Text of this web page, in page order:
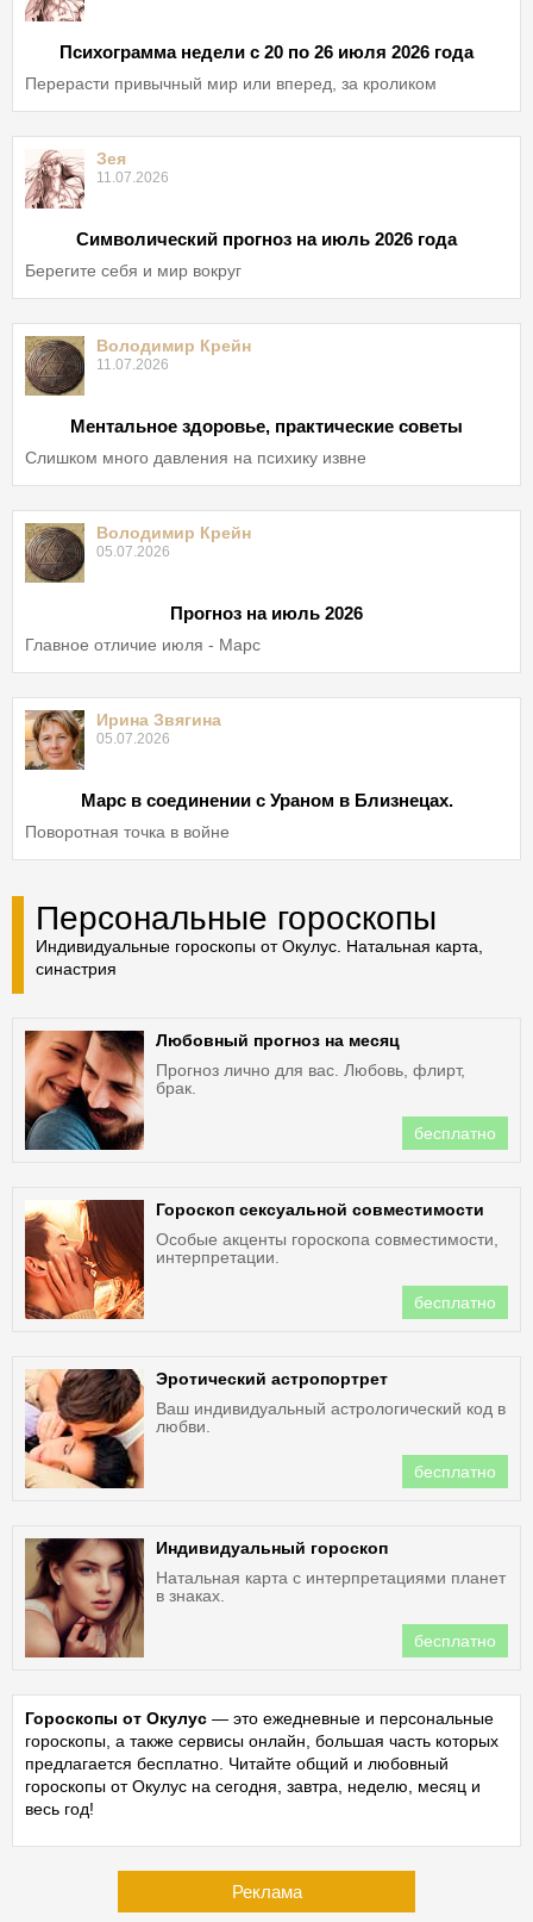
Психограмма недели с 20 по 26 июля 2026 года
Перерасти привычный мир или вперед, за кроликом
Зея
11.07.2026
Символический прогноз на июль 2026 года
Берегите себя и мир вокруг
Володимир Крейн
11.07.2026
Ментальное здоровье, практические советы
Слишком много давления на психику извне
Володимир Крейн
05.07.2026
Прогноз на июль 2026
Главное отличие июля - Марс
Ирина Звягина
05.07.2026
Марс в соединении с Ураном в Близнецах.
Поворотная точка в войне
Персональные гороскопы
Индивидуальные гороскопы от Окулус. Натальная карта,
синастрия
Любовный прогноз на месяц
Прогноз лично для вас. Любовь, флирт,
брак.
бесплатно
Гороскоп сексуальной совместимости
Особые акценты гороскопа совместимости,
интерпретации.
бесплатно
Эротический астропортрет
Ваш индивидуальный астрологический код в
любви.
бесплатно
Индивидуальный гороскоп
Натальная карта с интерпретациями планет
в знаках.
бесплатно
Гороскопы от Окулус — это ежедневные и персональные
гороскопы, а также сервисы онлайн, большая часть которых
предлагается бесплатно. Читайте общий и любовный
гороскопы от Окулус на сегодня, завтра, неделю, месяц и
весь год!
Реклама